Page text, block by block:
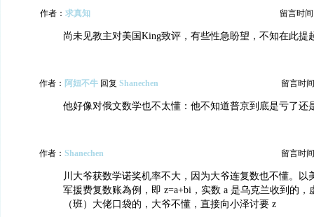
作者： 求真知 留言时间
尚未见教主对美国King致评，有些性急盼望，不知在此提
作者： 阿妞不牛 回复 Shanechen 留言时
他好像对俄文数学也不太懂：他不知道普京到底是亏了还
作者： Shanechen 留言时
川大爷获数学诺奖机率不大，因为大爷连复数也不懂。以
军援费复数账為例，即 z=a+bi，实数 a 是乌克兰收到的，
（班）大佬口袋的，大爷不懂，直接向小泽讨要 z